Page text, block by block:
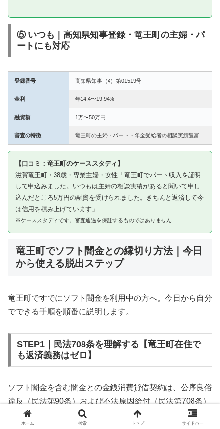
⑤ いつも｜高知県知事登録・竜王町の主婦・パ
ートにも対応
登録番号 高知県知事（4）第01519号
金利 年14.4〜19.94%
融資額 1万〜50万円
審査の特徴 竜王町の主婦・パート・年金受給者の相談実績豊富
【口コミ：竜王町のケーススタディ】
滋賀竜王町・38歳・専業主婦・女性「竜王町でパート収入を証明
して申込みました。いつもは主婦の相談実績があると聞いて申し
込んだところ5万円の融資を受けられました。きちんと返済して今
は信用を積み上げています」
※ケーススタディです。審査通過を保証するものではありません
竜王町でソフト闇金との縁切り方法｜今日
から使える脱出ステップ
竜王町ですでにソフト闇金を利用中の方へ。今日から自分
でできる手順を順番に説明します。
STEP1｜民法708条を理解する【竜王町在住で
も返済義務はゼロ】
ソフト闇金を含む闇金との金銭消費貸借契約は、公序良俗
違反（民法第90条）および不法原因給付（民法第708条）
に該当するため、法的には無効です。竜王町在住であって
ホーム 検索 トップ サイドバー